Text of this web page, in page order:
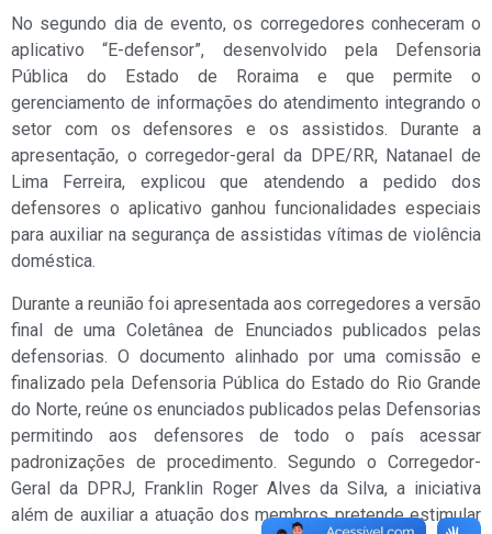
No segundo dia de evento, os corregedores conheceram o
aplicativo “E-defensor”, desenvolvido pela Defensoria
Pública do Estado de Roraima e que permite o
gerenciamento de informações do atendimento integrando o
setor com os defensores e os assistidos. Durante a
apresentação, o corregedor-geral da DPE/RR, Natanael de
Lima Ferreira, explicou que atendendo a pedido dos
defensores o aplicativo ganhou funcionalidades especiais
para auxiliar na segurança de assistidas vítimas de violência
doméstica.
Durante a reunião foi apresentada aos corregedores a versão
final de uma Coletânea de Enunciados publicados pelas
defensorias. O documento alinhado por uma comissão e
finalizado pela Defensoria Pública do Estado do Rio Grande
do Norte, reúne os enunciados publicados pelas Defensorias
permitindo aos defensores de todo o país acessar
padronizações de procedimento. Segundo o Corregedor-
Geral da DPRJ, Franklin Roger Alves da Silva, a iniciativa
além de auxiliar a atuação dos membros pretende estimular